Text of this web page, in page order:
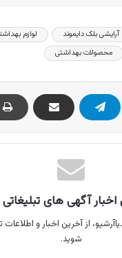
آرایشی بلک دایموند
لوازم
محصولات بهداشتی
آگهی های تبلیغاتی
از آخرین اخبار و اطلاعات
شوید.